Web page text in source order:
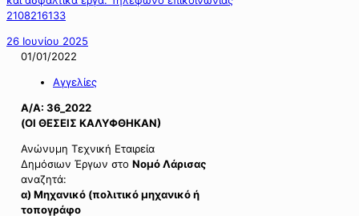
2108216133
26 Ιουνίου 2025
01/01/2022
Αγγελίες
Α/Α: 36_2022
(OI ΘΕΣΕΙΣ ΚΑΛΥΦΘΗΚΑΝ)
Ανώνυμη Τεχνική Εταιρεία
Δημόσιων Έργων στο Νομό Λάρισας
αναζητά:
α) Μηχανικό (πολιτικό μηχανικό ή
τοπογράφο